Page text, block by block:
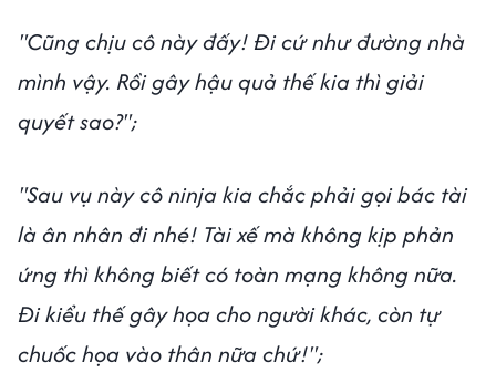
"Cũng chịu cô này đấy! Đi cứ như đường nhà
mình vậy. Rồi gây hậu quả thế kia thì giải
quyết sao?";
"Sau vụ này cô ninja kia chắc phải gọi bác tài
là ân nhân đi nhé! Tài xế mà không kịp phản
ứng thì không biết có toàn mạng không nữa.
Đi kiểu thế gây họa cho người khác, còn tự
chuốc họa vào thân nữa chứ!";